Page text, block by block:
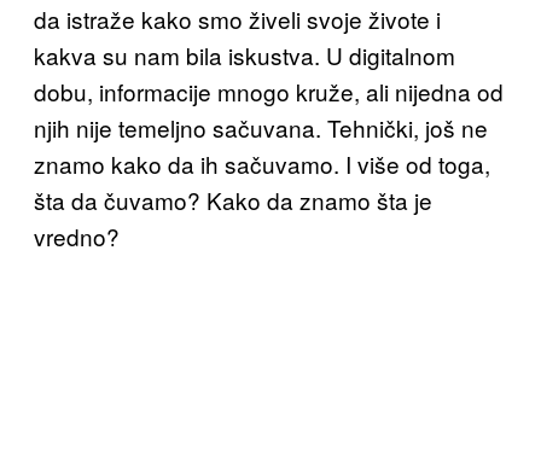
da istraže kako smo živeli svoje živote i
kakva su nam bila iskustva. U digitalnom
dobu, informacije mnogo kruže, ali nijedna od
njih nije temeljno sačuvana. Tehnički, još ne
znamo kako da ih sačuvamo. I više od toga,
šta da čuvamo? Kako da znamo šta je
vredno?